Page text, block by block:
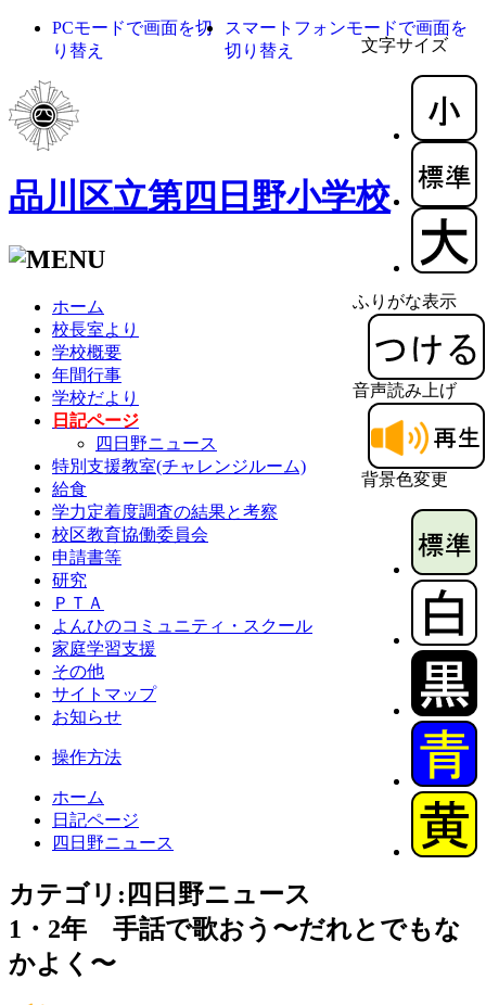
文字サイズ
ふりがな表示
音声読み上げ
背景色変更
PCモードで画面を切
り替え
スマートフォンモードで画面を
切り替え
品川区立第四日野小学校
ホーム
校長室より
学校概要
年間行事
学校だより
日記ページ
四日野ニュース
特別支援教室(チャレンジルーム)
給食
学力定着度調査の結果と考察
校区教育協働委員会
申請書等
研究
ＰＴＡ
よんひのコミュニティ・スクール
家庭学習支援
その他
サイトマップ
お知らせ
操作方法
ホーム
日記ページ
四日野ニュース
カテゴリ:四日野ニュース
1・2年 手話で歌おう〜だれとでもな
かよく〜